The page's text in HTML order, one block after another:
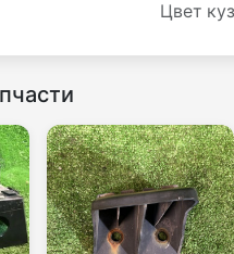
Цвет